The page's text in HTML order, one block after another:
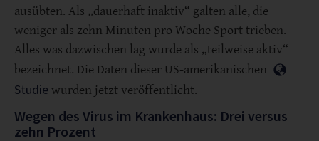
ausübten. Als „dauerhaft inaktiv“ galten alle, die
weniger als zehn Minuten pro Woche Sport trieben.
Alles was dazwischen lag wurde als „teilweise aktiv“
bezeichnet. Die Daten dieser US-amerikanischen
Studie wurden jetzt veröffentlicht.
Wegen des Virus im Krankenhaus: Drei versus
zehn Prozent